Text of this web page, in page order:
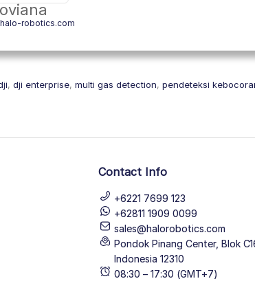
robotics.com
, dji enterprise, multi gas detection, pendeteksi
Contact Info
+6221 7699 123
+62811 1909 0099
sales@halorobotics.com
Pondok Pinang Center, Blok
Indonesia 12310
08:30 – 17:30 (GMT+7)